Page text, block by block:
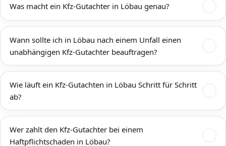
Was macht ein Kfz-Gutachter in Löbau genau?
bewertet den technischen und wirtschaftlichen Zustand Ihres
Fahrzeugs und ermittelt Reparaturkosten,
Wiederbeschaffungswert, Restwert und mögliche
Versicherungen, Werkstätten, Rechtsanwälten und Gerichten
Schadenregulierung. ATD-Gutachter arbeitet unabhängig, ist
nicht an eine Versicherung gebunden und vertritt ausschließlich
Ihre Interessen als Fahrzeughalter in Löbau und – wenn nötig –
Wann sollte ich in Löbau nach einem Unfall einen
unabhängigen Kfz-Gutachter beauftragen?
dann beauftragen, wenn mehr als ein offensichtlicher
Bagatellschaden vorliegt oder die tatsächliche Schadenshöhe
unklar ist. Das gilt sowohl für Unfälle im Innenstadtbereich von
Wie läuft ein Kfz-Gutachten in Löbau Schritt für Schritt
ab?
Fahrzeugs direkt in Löbau – auf Wunsch bei Ihnen zu Hause, in
Wer zahlt den Kfz-Gutachter bei einem
Haftpflichtschaden in Löbau?